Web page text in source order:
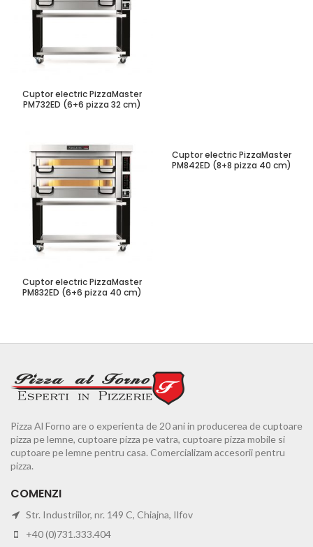
Cuptor electric PizzaMaster
PM732ED (6+6 pizza 32 cm)
Cuptor electric PizzaMaster
PM832ED (6+6 pizza 40 cm)
Cuptor electric PizzaMaster
PM842ED (8+8 pizza 40 cm)
Pizza Al Forno are o experienta de 20 ani in producerea de cuptoare
pizza pe lemne, cuptoare pizza pe vatra, cuptoare pizza mobile si
cuptoare pe lemne pentru casa. Comercializam accesorii pentru
pizza.
COMENZI
Str. Industriilor, nr. 149 C, Chiajna, Ilfov
+40 (0)731.333.404